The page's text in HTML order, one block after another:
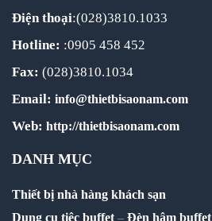
Điện thoại:(028)3810.1033
Hotline: :0905 458 452
Fax: (028)3810.1034
Email: info@thietbisaonam.com
Web: http://thietbisaonam.com
DANH MỤC
Thiết bị nhà hàng khách sạn
Dụng cụ tiệc buffet – Đèn hâm buffet